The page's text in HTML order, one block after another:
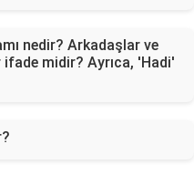
nedir? Arkadaşlar ve
ifade midir? Ayrıca, 'Hadi'